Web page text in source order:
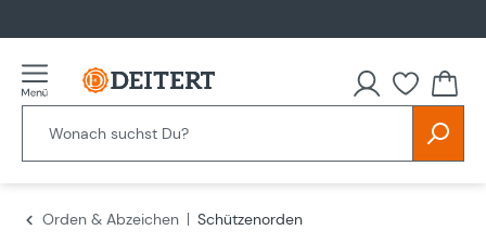
Du
Orden & Abzeichen Schützenorden